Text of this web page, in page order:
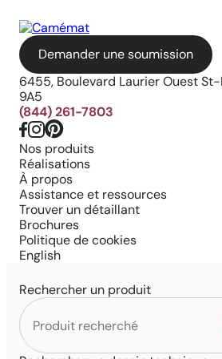
Demander une soumission
6455, Boulevard Laurier Ouest
9A5
(844) 261-7803
Nos produits
Réalisations
À propos
Assistance et ressources
Trouver un détaillant
Brochures
Politique de cookies
English
Rechercher un produit